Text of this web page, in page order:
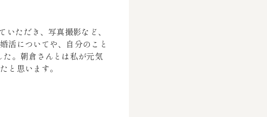
ただき、写真撮影など、
活についてや、自分のこと
。朝倉さんとは私が元気
と思います。